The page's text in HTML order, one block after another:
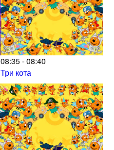
08:35 - 08:40
Три кота